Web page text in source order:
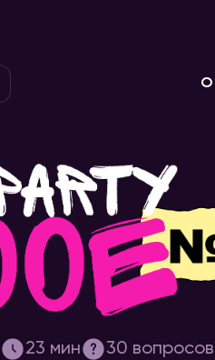
О
23 мин 30 вопросов